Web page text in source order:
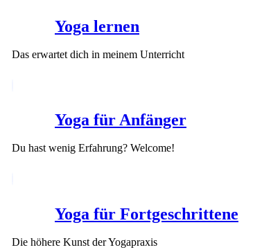
Yoga lernen
Das erwartet dich in meinem Unterricht
Yoga für Anfänger
Du hast wenig Erfahrung? Welcome!
Yoga für Fortgeschrittene
Die höhere Kunst der Yogapraxis